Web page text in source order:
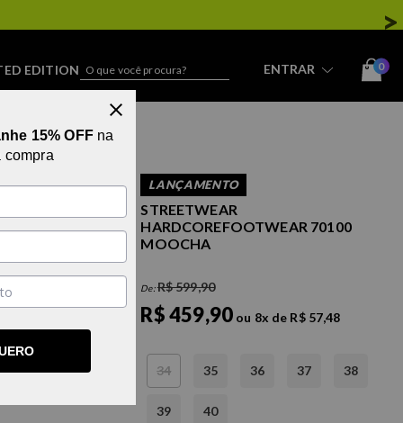
EDITION STREETWEAR ENTRAR 0
LANÇAMENTO
STREETWEAR
HARDCOREFOOTWEAR 70100
MOOCHA
De:R$ 599,90
R$ 459,90 ou 8x de R$ 57,48
34 35 36 37 38
39 40
15% OFFna
compra